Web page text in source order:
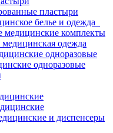
пластыри
белье и одежда
медицинские комплекты
медицинская одежда
одноразовые
одноразовые
и диспенсеры